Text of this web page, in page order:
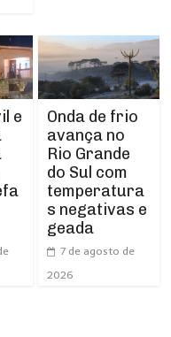
e
Onda de frio
avança no
Rio Grande
do Sul com
temperatura
s negativas e
geada
7 de agosto de
2026